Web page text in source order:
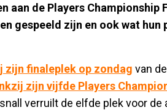
aan de Players Championship
gespeeld zijn en ook wat hun
zijn finaleplek op zondag van
zijn vijfde Players
verruilt de elfde plek voor de